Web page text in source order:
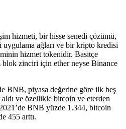
hizmeti, bir hisse senedi çözümü,
ağları ve bir kripto kredisi
hizmet tokenidir. Basitçe
blok zinciri için ether neyse Binance
BNB, piyasa değerine göre ilk beş
ve özellikle bitcoin ve eterden
BNB yüzde 1.344, bitcoin
455 arttı.